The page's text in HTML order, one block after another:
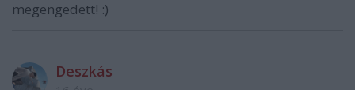
megengedett! :)
Deszkás